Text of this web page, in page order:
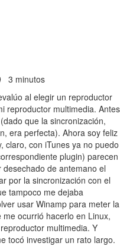
3 minutos
al elegir un reproductor
reproductor multimedia. Antes
que la sincronización,
era perfecta). Ahora soy feliz
claro, con iTunes ya no puedo
plugin) parecen
de antemano el
por la sincronización con el
tampoco me dejaba
usar Winamp para meter la
ocurrió hacerlo en Linux,
multimedia. Y
tocó investigar un rato largo.